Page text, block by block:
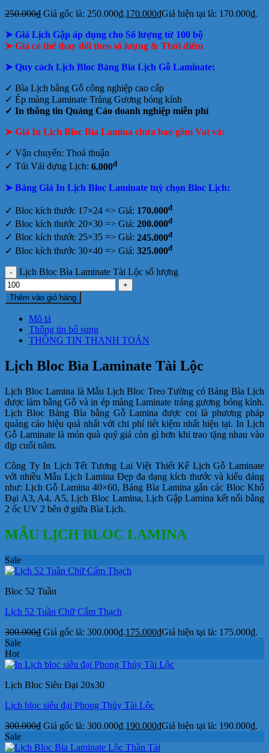
250.000₫ Giá gốc là: 250.000₫.170.000₫Giá hiện tại là: 170.000₫.
➤ Giá Lịch Gập áp dụng cho Số lượng từ 100 bộ
➤ Giá có thể thay đổi theo số lượng & Thời điểm
➤ Quy cách Lịch Bloc Bảng Bìa Lịch Gỗ Laminate:
✓ Bìa Lịch bằng Gỗ công nghiệp cao cấp
✓ Ép màng Laminate Tráng Gương bóng kính
✓ In thông tin Quảng Cáo doanh nghiệp miễn phí
➤ Giá In Lịch Bloc Bìa Lamina chưa bao gồm Vat và:
✓ Vận chuyển: Thoả thuận
✓ Túi Vải đựng Lịch: 6.000đ
➤ Bảng Giá In Lịch Bloc Laminate tuỳ chọn Bloc Lịch:
✓ Bloc kích thước 17×24 => Giá: 170.000đ
✓ Bloc kích thước 20×30 => Giá: 200.000đ
✓ Bloc kích thước 25×35 => Giá: 245.000đ
✓ Bloc kích thước 30×40 => Giá: 325.000đ
Lịch Bloc Bìa Laminate Tài Lộc số lượng
Thêm vào giỏ hàng
Mô tả
Thông tin bổ sung
THÔNG TIN THANH TOÁN
Lịch Bloc Bìa Laminate Tài Lộc
Lịch Bloc Lamina là Mẫu Lịch Bloc Treo Tường có Bảng Bìa Lịch
được làm bằng Gỗ và in ép màng Laminate tráng gương bóng kính.
Lịch Bloc Bảng Bìa bằng Gỗ Lamina được coi là phương pháp
quảng cáo hiệu quả nhất với chi phí tiết kiệm nhất hiện tại. In Lịch
Gỗ Laminate là món quà quý giá còn gì hơn khi trao tặng nhau vào
dịp cuối năm.
Công Ty In Lịch Tết Tương Lai Việt Thiết Kế Lịch Gỗ Laminate
với nhiều Mẫu Lịch Lamina Đẹp đa dạng kích thước và kiểu dáng
như: Lịch Gỗ Lamina 40×60, Bảng Bìa Lamina gắn các Bloc Khổ
Đại A3, A4, A5, Lịch Bloc Lamina, Lịch Gập Lamina kết nối bằng
2 ốc UV 2 bên ở giữa Bìa Lịch.
MẪU LỊCH BLOC LAMINA
Sale
Bloc 52 Tuần
Lịch 52 Tuần Chữ Cẩm Thạch
300.000₫ Giá gốc là: 300.000₫.175.000₫Giá hiện tại là: 175.000₫.
Sale
Hot
Lịch Bloc Siêu Đại 20x30
Lịch bloc siêu đại Phong Thủy Tài Lộc
300.000₫ Giá gốc là: 300.000₫.190.000₫Giá hiện tại là: 190.000₫.
Sale